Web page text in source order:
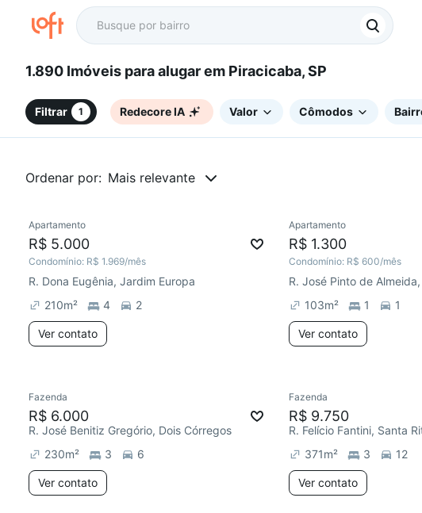
1.890 Imóveis para alugar em Piracicaba, SP
Filtrar 1 Redecore IA Valor Cômodos
Ordenar por: Mais relevante
Redecorar
Apartamento
R$ 5.000
Condomínio: R$ 1.969/mês
R. Dona Eugênia, Jardim Europa
210m² 4 2
Ver contato
Redecorar
Apartamento
R$ 1.300
Condomínio: R$ 600/mês
R. José Pinto de
103m² 1 1
Ver contato
Chegou este mês
Fazenda
R$ 6.000
R. José Benitiz Gregório, Dois Córregos
230m² 3 6
Ver contato
Fazenda
R$ 9.750
R. Felício Fantini, Santa
371m² 3 12
Ver contato